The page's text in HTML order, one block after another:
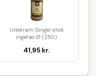
Urtekram Ginger shot
ingefær Ø (250)
41,95 kr.